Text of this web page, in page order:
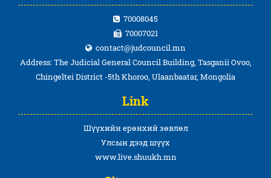
70008045
70007021
contact@judcouncil.mn
Address: The Judicial General Council Building, Tasganii Ovoo,
Chingeltei District -5th Khoroo, Ulaanbaatar, Mongolia
Link
Шүүхийн ерөнхий зөвлөл
Улсын дээд шүүх
www.live.shuukh.mn